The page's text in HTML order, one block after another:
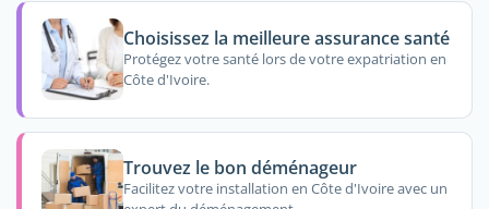
Choisissez la meilleure assurance santé
Protégez votre santé lors de votre expatriation en
Côte d'Ivoire.
Trouvez le bon déménageur
Facilitez votre installation en Côte d'Ivoire avec un